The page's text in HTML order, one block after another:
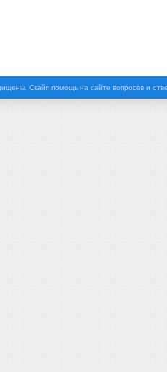
Скайп помощь на сайте вопросов и